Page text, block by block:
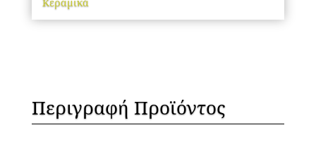
E27
-
Περιγραφή Προϊόντος